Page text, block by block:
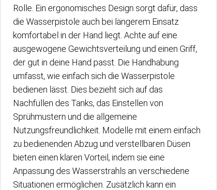
Rolle. Ein ergonomisches Design sorgt dafür, dass
die Wasserpistole auch bei längerem Einsatz
komfortabel in der Hand liegt. Achte auf eine
ausgewogene Gewichtsverteilung und einen Griff,
der gut in deine Hand passt. Die Handhabung
umfasst, wie einfach sich die Wasserpistole
bedienen lässt. Dies bezieht sich auf das
Nachfüllen des Tanks, das Einstellen von
Sprühmustern und die allgemeine
Nutzungsfreundlichkeit. Modelle mit einem einfach
zu bedienenden Abzug und verstellbaren Düsen
bieten einen klaren Vorteil, indem sie eine
Anpassung des Wasserstrahls an verschiedene
Situationen ermöglichen. Zusätzlich kann ein